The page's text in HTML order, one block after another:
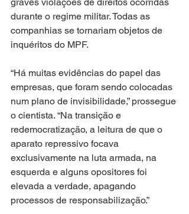
durante o regime militar. Todas as
companhias se tornariam objetos de
inquéritos do MPF.
“Há muitas evidências do papel das
empresas, que foram sendo colocadas
num plano de invisibilidade,” prossegue
o cientista. “Na transição e
redemocratização, a leitura de que o
aparato repressivo focava
exclusivamente na luta armada, na
esquerda e alguns opositores foi
elevada a verdade, apagando
processos de responsabilização.”